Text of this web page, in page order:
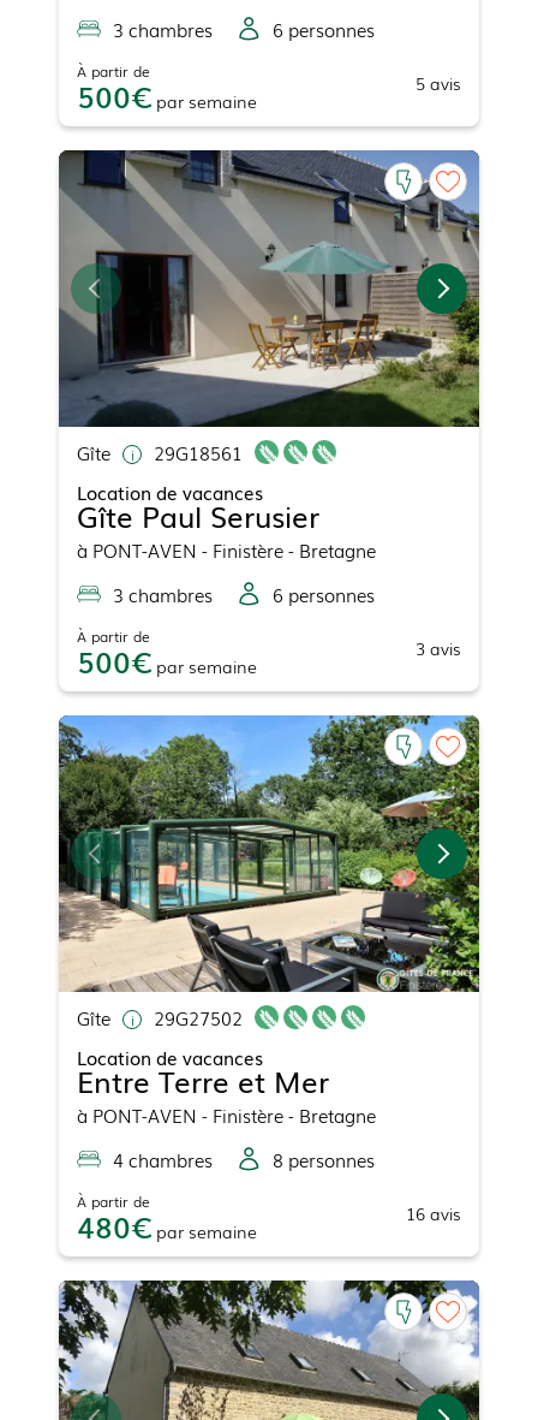
3 chambres 6 personnes
À partir de
500 par semaine
5 avis
Gîte
29G18561
Location de vacances
Gîte Paul Serusier
à PONT-AVEN - Finistère - Bretagne
3 chambres 6 personnes
À partir de
500 par semaine
3 avis
Gîte
29G27502
Location de vacances
Entre Terre et Mer
à PONT-AVEN - Finistère - Bretagne
4chambres 8 personnes
À partir de
480 par semaine
16 avis